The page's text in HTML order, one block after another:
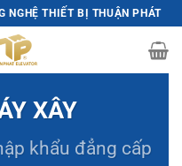
NGHỆ THIẾT BỊ THUẬN PHÁT
XÂY
khẩu đẳng cấp